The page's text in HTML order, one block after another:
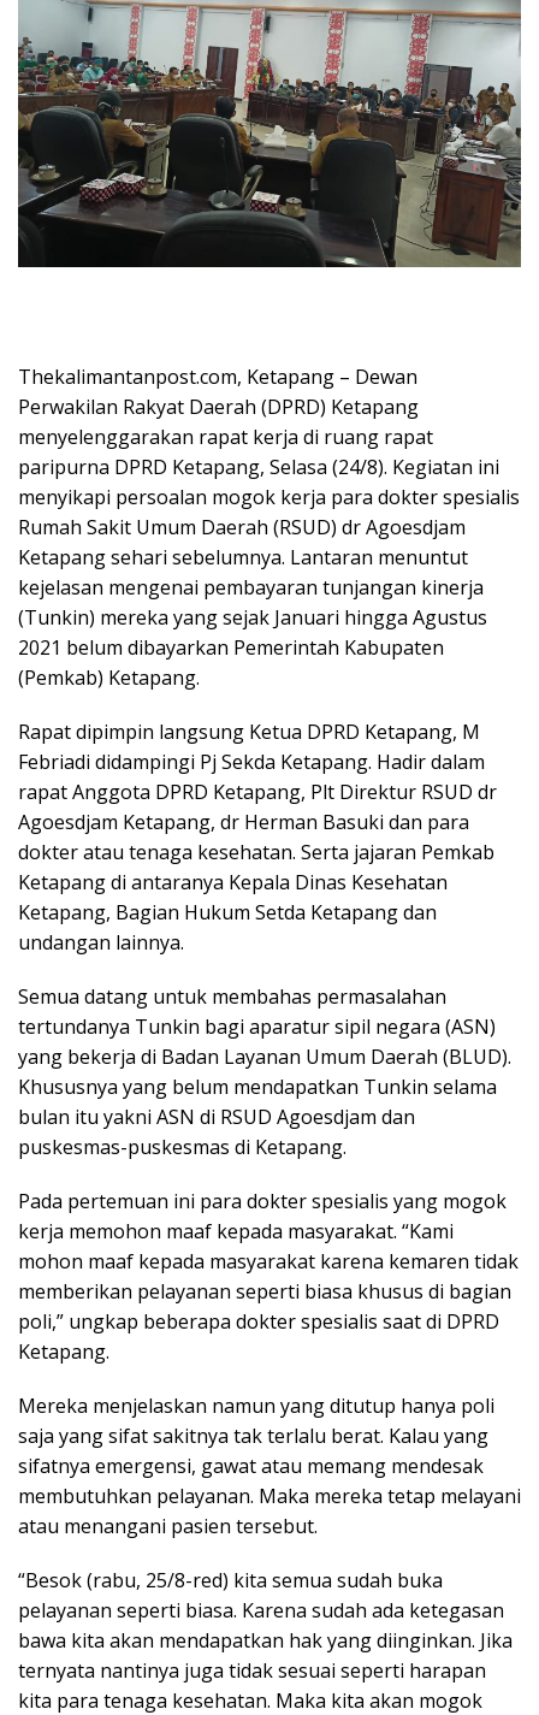
Thekalimantanpost.com, Ketapang – Dewan
Perwakilan Rakyat Daerah (DPRD) Ketapang
menyelenggarakan rapat kerja di ruang rapat
paripurna DPRD Ketapang, Selasa (24/8). Kegiatan ini
menyikapi persoalan mogok kerja para dokter spesialis
Rumah Sakit Umum Daerah (RSUD) dr Agoesdjam
Ketapang sehari sebelumnya. Lantaran menuntut
kejelasan mengenai pembayaran tunjangan kinerja
(Tunkin) mereka yang sejak Januari hingga Agustus
2021 belum dibayarkan Pemerintah Kabupaten
(Pemkab) Ketapang.
Rapat dipimpin langsung Ketua DPRD Ketapang, M
Febriadi didampingi Pj Sekda Ketapang. Hadir dalam
rapat Anggota DPRD Ketapang, Plt Direktur RSUD dr
Agoesdjam Ketapang, dr Herman Basuki dan para
dokter atau tenaga kesehatan. Serta jajaran Pemkab
Ketapang di antaranya Kepala Dinas Kesehatan
Ketapang, Bagian Hukum Setda Ketapang dan
undangan lainnya.
Semua datang untuk membahas permasalahan
tertundanya Tunkin bagi aparatur sipil negara (ASN)
yang bekerja di Badan Layanan Umum Daerah (BLUD).
Khususnya yang belum mendapatkan Tunkin selama
bulan itu yakni ASN di RSUD Agoesdjam dan
puskesmas-puskesmas di Ketapang.
Pada pertemuan ini para dokter spesialis yang mogok
kerja memohon maaf kepada masyarakat. “Kami
mohon maaf kepada masyarakat karena kemaren tidak
memberikan pelayanan seperti biasa khusus di bagian
poli,” ungkap beberapa dokter spesialis saat di DPRD
Ketapang.
Mereka menjelaskan namun yang ditutup hanya poli
saja yang sifat sakitnya tak terlalu berat. Kalau yang
sifatnya emergensi, gawat atau memang mendesak
membutuhkan pelayanan. Maka mereka tetap melayani
atau menangani pasien tersebut.
“Besok (rabu, 25/8-red) kita semua sudah buka
pelayanan seperti biasa. Karena sudah ada ketegasan
bawa kita akan mendapatkan hak yang diinginkan. Jika
ternyata nantinya juga tidak sesuai seperti harapan
kita para tenaga kesehatan. Maka kita akan mogok